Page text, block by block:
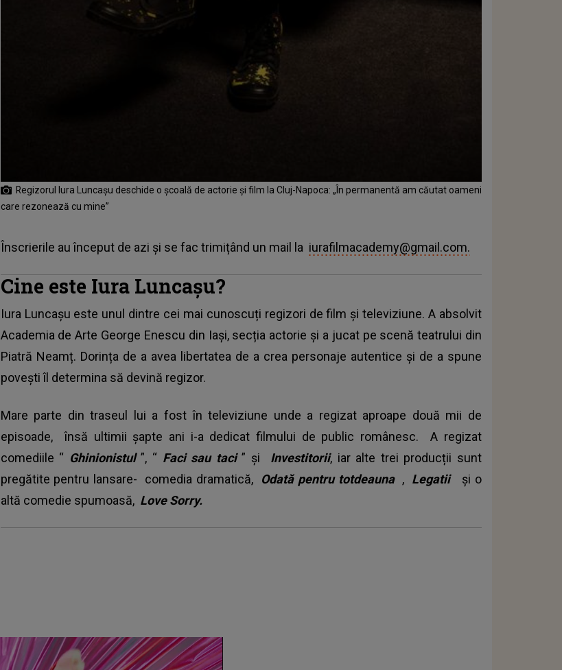
Regizorul Iura Luncașu deschide o școală de actorie și film la Cluj-Napoca: „În permanentă am căutat oameni
care rezonează cu mine”
Înscrierile au început de azi și se fac trimițând un mail la iurafilmacademy@gmail.com.
Cine este Iura Luncașu?
Iura Luncașu este unul dintre cei mai cunoscuți regizori de film și televiziune. A absolvit
Academia de Arte George Enescu din Iași, secția actorie și a jucat pe scenă teatrului din
Piatră Neamț. Dorința de a avea libertatea de a crea personaje autentice și de a spune
povești îl determina să devină regizor.
Mare parte din traseul lui a fost în televiziune unde a regizat aproape două mii de
episoade, însă ultimii șapte ani i-a dedicat filmului de public românesc. A regizat
comediile “ Ghinionistul”, “ Faci sau taci” și Investitorii, iar alte trei producții sunt
pregătite pentru lansare- comedia dramatică, Odată pentru totdeauna , Legatii
și o
altă comedie spumoasă, Love Sorry.